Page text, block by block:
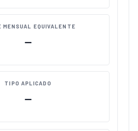
MENSUAL EQUIVALENTE
—
TIPO APLICADO
—